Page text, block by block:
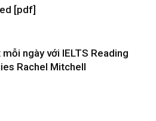
[pdf]
ngày với IELTS Reading
Rachel Mitchell